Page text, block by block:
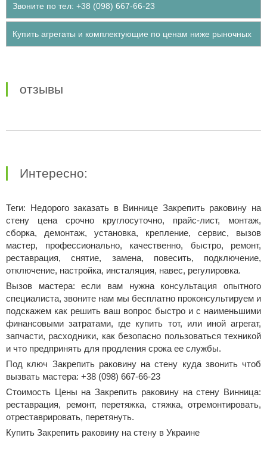
Звоните по тел: +38 (098) 667-66-23
Купить агрегаты и комплектующие по ценам ниже рыночных
отзывы
Интересно:
Теги: Недорого заказать в Виннице Закрепить раковину на
стену цена срочно круглосуточно, прайс-лист, монтаж,
сборка, демонтаж, установка, крепление, сервис, вызов
мастер, профессионально, качественно, быстро, ремонт,
реставрация, снятие, замена, повесить, подключение,
отключение, настройка, инсталяция, навес, регулировка.
Вызов мастера: если вам нужна консультация опытного
специалиста, звоните нам мы бесплатно проконсультируем и
подскажем как решить ваш вопрос быстро и с наименьшими
финансовыми затратами, где купить тот, или иной агрегат,
запчасти, расходники, как безопасно пользоваться техникой
и что предпринять для продления срока ее службы.
Под ключ Закрепить раковину на стену куда звонить чтоб
вызвать мастера: +38 (098) 667-66-23
Стоимость Цены на Закрепить раковину на стену Винница:
реставрация, ремонт, перетяжка, стяжка, отремонтировать,
отреставрировать, перетянуть.
Купить Закрепить раковину на стену в Украине